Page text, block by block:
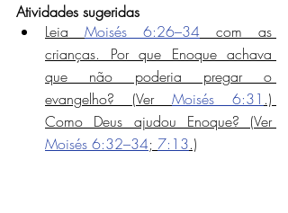
Atividades sugeridas
Leia Moisés 6:26–34 com as
crianças. Por que Enoque achava
que não poderia pregar o
evangelho? (Ver Moisés 6:31 .)
Como Deus ajudou Enoque? (Ver
Moisés 6:32–34; 7:13.)